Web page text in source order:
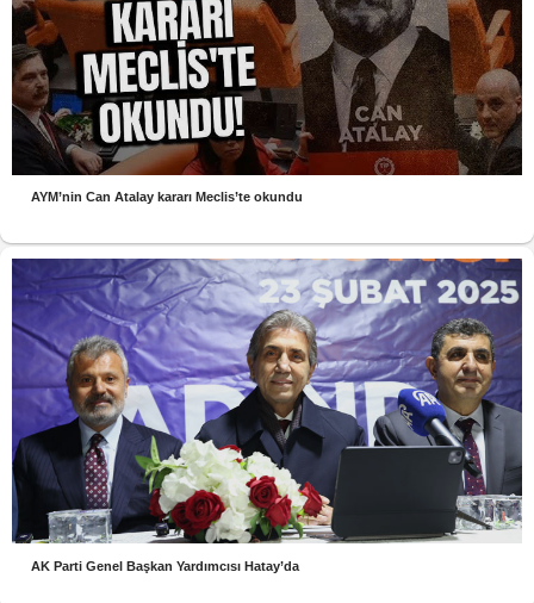
AYM’nin Can Atalay kararı Meclis’te okundu
AK Parti Genel Başkan Yardımcısı Hatay’da